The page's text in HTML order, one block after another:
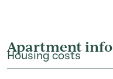
Apartment info
Housing costs